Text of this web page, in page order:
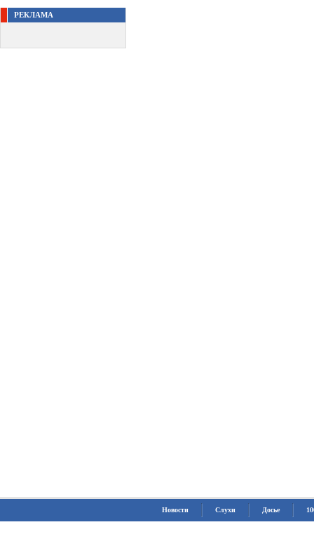
РЕКЛАМА
Новости Слухи Досье